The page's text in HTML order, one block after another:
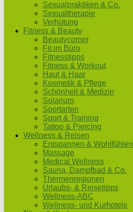
Sexualpraktiken & Co.
Sexualtherapie
Verhütung
Fitness & Beauty
Beautycorner
Fit im Büro
Fitnesstipps
Fitness & Workout
Haut & Haar
Kosmetik & Pflege
Schönheit & Medizin
Solarium
Sportarten
Sport & Training
Tattoo & Piercing
Wellness & Reisen
Entspannen & Wohlfühlen
Massage
Medical Wellness
Sauna, Dampfbad & Co.
Thermenregionen
Urlaubs- & Reisetipps
Wellness-ABC
Wellness- und Kurhotels